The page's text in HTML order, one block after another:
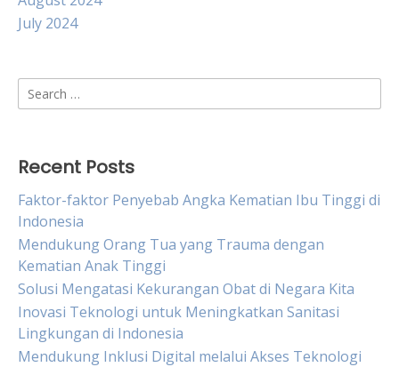
July 2024
Search
for:
Recent Posts
Faktor-faktor Penyebab Angka Kematian Ibu Tinggi di
Indonesia
Mendukung Orang Tua yang Trauma dengan
Kematian Anak Tinggi
Solusi Mengatasi Kekurangan Obat di Negara Kita
Inovasi Teknologi untuk Meningkatkan Sanitasi
Lingkungan di Indonesia
Mendukung Inklusi Digital melalui Akses Teknologi